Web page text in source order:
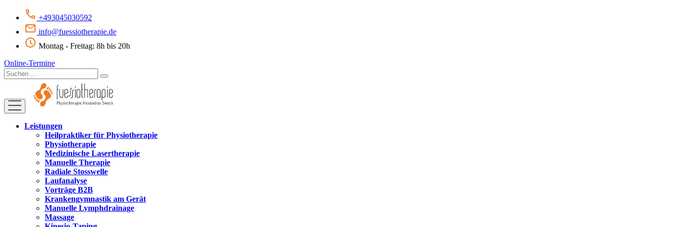
+493045030592
info@fuessiotherapie.de
Montag - Freitag: 8h bis 20h
Online-Termine
Leistungen
Heilpraktiker für Physiotherapie
Physiotherapie
Medizinische Lasertherapie
Manuelle Therapie
Radiale Stosswelle
Laufanalyse
Vorträge B2B
Krankengymnastik am Gerät
Manuelle Lymphdrainage
Massage